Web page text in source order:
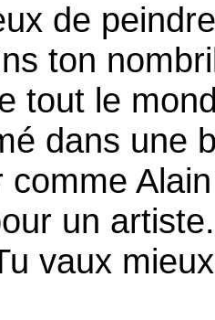
de peindre
ton
tout le
dans une
comme
un artiste.
vaux